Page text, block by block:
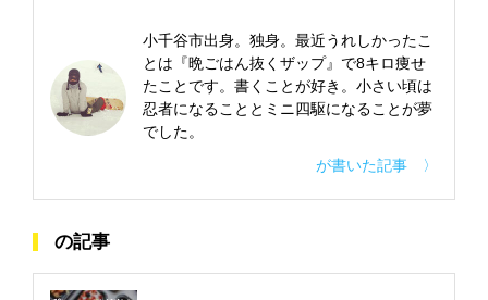
小千谷市出身。独身。最近うれしかったこ
とは『晩ごはん抜くザップ』で8キロ痩せ
たことです。書くことが好き。小さい頃は
忍者になることとミニ四駆になることが夢
でした。
が書いた記事 〉
の記事